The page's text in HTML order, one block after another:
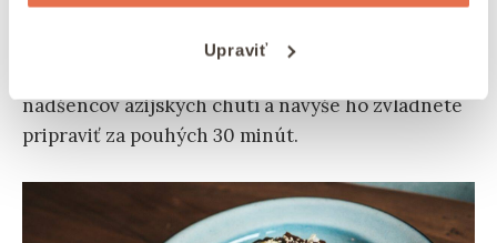
Upraviť
Ak milujete ázijskú kuchyňu a chcete vyskúšať
recept so seitanom, tento jednoduchý pokrm s
nadšencov ázijských chutí a navyše ho zvládnete
pripraviť za pouhých 30 minút.